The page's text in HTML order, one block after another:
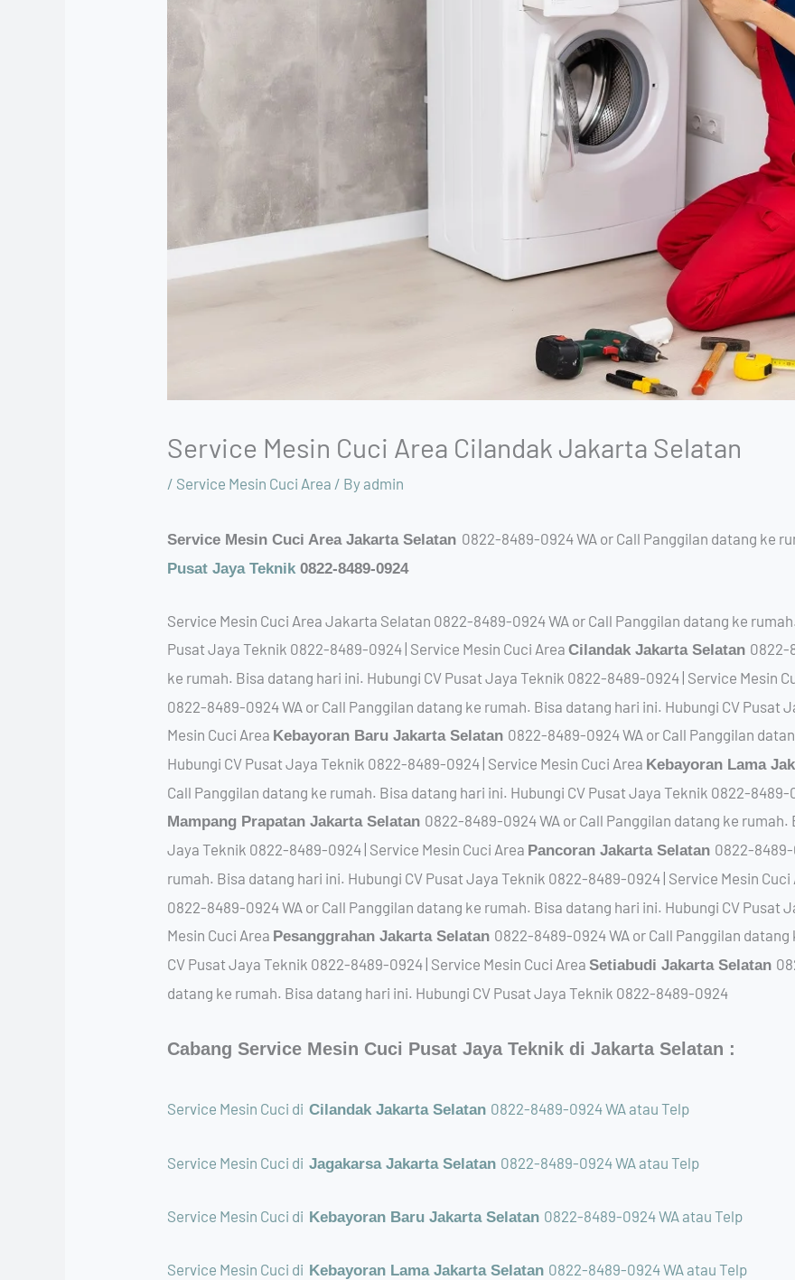
Service Mesin Cuci Area Cilandak Jakarta Selatan
/ Service Mesin Cuci Area / By admin
Service Mesin Cuci Area Jakarta Selatan 0822-8489-0924 WA or Call Panggilan datang ke
Pusat Jaya Teknik0822-8489-0924
Service Mesin Cuci Area Jakarta Selatan 0822-8489-0924 WA or Call Panggilan datang ke
Pusat Jaya Teknik 0822-8489-0924 | Service Mesin Cuci AreaCilandak Jakarta Selatan 0822-
ke rumah. Bisa datang hari ini. Hubungi CV Pusat Jaya Teknik 0822-8489-0924 | Service Mesin
0822-8489-0924 WA or Call Panggilan datang ke rumah. Bisa datang hari ini. Hubungi CV Pusat
Mesin Cuci Area Kebayoran Baru Jakarta Selatan 0822-8489-0924 WA or Call Panggilan
Hubungi CV Pusat Jaya Teknik 0822-8489-0924 | Service Mesin Cuci Area Kebayoran Lama
Call Panggilan datang ke rumah. Bisa datang hari ini. Hubungi CV Pusat Jaya Teknik 0822-8489-
Mampang Prapatan Jakarta Selatan 0822-8489-0924 WA or Call Panggilan datang ke
Jaya Teknik 0822-8489-0924 | Service Mesin Cuci Area Pancoran Jakarta Selatan 0822-8489-
rumah. Bisa datang hari ini. Hubungi CV Pusat Jaya Teknik 0822-8489-0924 | Service Mesin Cuci
0822-8489-0924 WA or Call Panggilan datang ke rumah. Bisa datang hari ini. Hubungi CV Pusat
Mesin Cuci Area Pesanggrahan Jakarta Selatan 0822-8489-0924 WA or Call Panggilan
CV Pusat Jaya Teknik 0822-8489-0924 | Service Mesin Cuci AreaSetiabudi Jakarta Selatan
datang ke rumah. Bisa datang hari ini. Hubungi CV Pusat Jaya Teknik 0822-8489-0924
Cabang Service Mesin Cuci Pusat Jaya Teknik di Jakarta Selatan :
Service Mesin Cuci diCilandak Jakarta Selatan 0822-8489-0924 WA atau Telp
Service Mesin Cuci diJagakarsa Jakarta Selatan 0822-8489-0924 WA atau Telp
Service Mesin Cuci di Kebayoran Baru Jakarta Selatan 0822-8489-0924 WA atau Telp
Service Mesin Cuci di Kebayoran Lama Jakarta Selatan 0822-8489-0924 WA atau Telp